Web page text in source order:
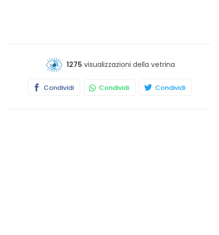
1275 visualizzazioni della vetrina
Condividi Condividi Condividi